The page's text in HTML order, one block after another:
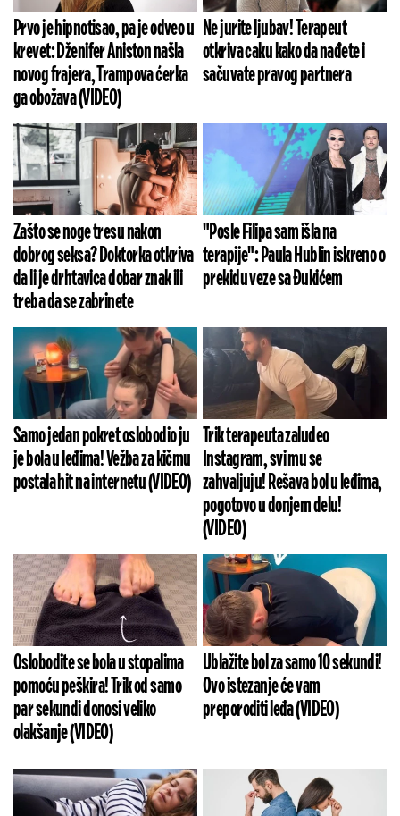
Prvo je hipnotisao, pa je odveo u
krevet: Dženifer Aniston našla
novog frajera, Trampova ćerka
ga obožava (VIDEO)
Ne jurite ljubav! Terapeut
otkriva caku kako da nađete i
sačuvate pravog partnera
Zašto se noge tresu nakon
dobrog seksa? Doktorka otkriva
da li je drhtavica dobar znak ili
treba da se zabrinete
"Posle Filipa sam išla na
terapije": Paula Hublin iskreno o
prekidu veze sa Đukićem
Samo jedan pokret oslobodio ju
je bola u leđima! Vežba za kičmu
postala hit na internetu (VIDEO)
Trik terapeuta zaludeo
Instagram, svi mu se
zahvaljuju! Rešava bol u leđima,
pogotovo u donjem delu!
(VIDEO)
Oslobodite se bola u stopalima
pomoću peškira! Trik od samo
par sekundi donosi veliko
olakšanje (VIDEO)
Ublažite bol za samo 10 sekundi!
Ovo istezanje će vam
preporoditi leđa (VIDEO)